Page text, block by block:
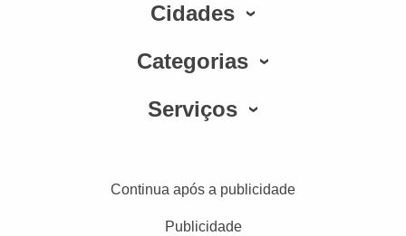
Cidades
Categorias
Serviços
Continua após a publicidade
Publicidade